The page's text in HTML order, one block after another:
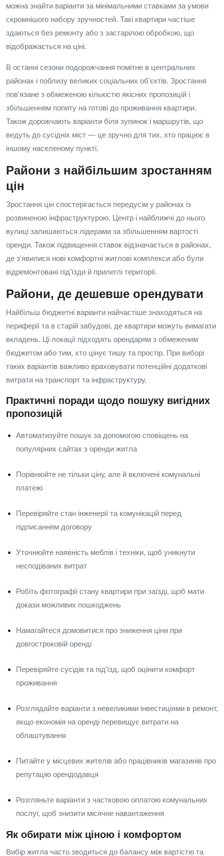
можна знайти варіанти за мінімальними ставками за умови
скромнішого набору зручностей. Такі квартири частіше
здаються без ремонту або з застарілою обробкою, що
відображається на ціні.
В останні сезони подорожчання помітне в центральних
районах і поблизу великих соціальних об'єктів. Зростання
пов'язане з обмеженою кількістю якісних пропозицій і
збільшенням попиту на готові до проживання квартири.
Також дорожчають варіанти біля зупинок і маршрутів, що
ведуть до сусідніх міст — це зручно для тих, хто працює в
іншому населеному пункті.
Райони з найбільшим зростанням
цін
Зростання цін спостерігається передусім у районах із
розвиненою інфраструктурою. Центр і найближчі до нього
вулиці залишаються лідерами за збільшенням вартості
оренди. Також підвищення ставок відзначається в районах,
де з'явилися нові комфортні житлові комплекси або були
відремонтовані під'їзди й прилеглі території.
Райони, де дешевше орендувати
Найбільш бюджетні варіанти найчастіше знаходяться на
периферії та в старій забудові, де квартири можуть вимагати
вкладень. Ці локації підходять орендарям з обмеженим
бюджетом або тим, хто цінує тишу та простір. При виборі
таких варіантів важливо враховувати потенційні додаткові
витрати на транспорт та інфраструктуру.
Практичні поради щодо пошуку вигідних
пропозицій
Автоматизуйте пошук за допомогою сповіщень на
популярних сайтах з оренди житла
Порівнюйте не тільки ціну, але й включені комунальні
платежі
Перевіряйте стан інженерії та комунікацій перед
підписанням договору
Уточнюйте наявність меблів і техніки, щоб уникнути
несподіваних витрат
Робіть фотографії стану квартири при заїзді, щоб мати
докази можливих пошкоджень
Намагайтеся домовитися про зниження ціни при
довгостроковій оренді
Перевіряйте сусідів та під'їзд, щоб оцінити комфорт
проживання
Розглядайте варіанти з невеликими інвестиціями в ремонт,
якщо економія на оренді перевищує витрати на
облаштування
Питайте у місцевих жителів або працівників магазинів про
репутацію орендодавця
Розгляньте варіанти з частковою оплатою комунальних
послуг, щоб знизити місячне навантаження
Як обирати між ціною і комфортом
Вибір житла часто зводиться до балансу між вартістю та